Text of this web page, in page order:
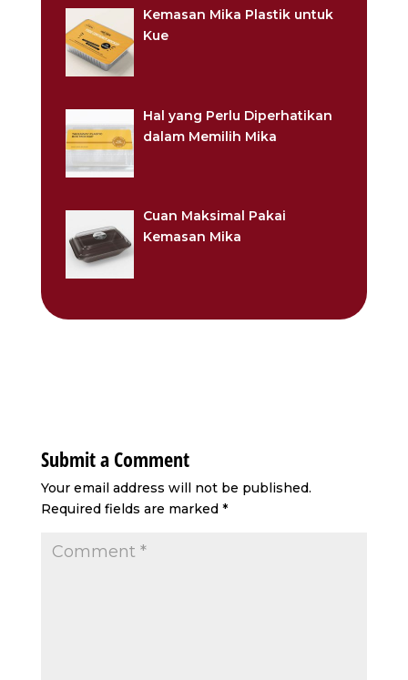
Kemasan Mika Plastik untuk
Kue
Hal yang Perlu Diperhatikan
dalam Memilih Mika
Cuan Maksimal Pakai
Kemasan Mika
Submit a Comment
Your email address will not be published.
Required fields are marked *